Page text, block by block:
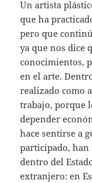
Un artista
que ha
pero que
ya que nos dice
conocimientos,
en el arte.
realizado como
trabajo, porque
depender
hace sentirse a
participado, han
dentro del
extranjero: en